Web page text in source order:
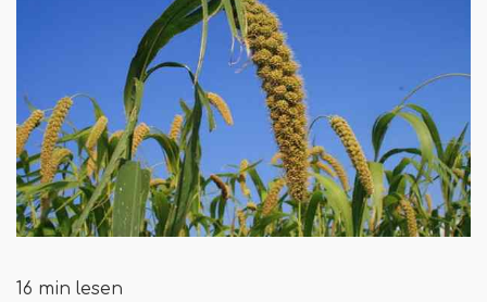
16 min lesen